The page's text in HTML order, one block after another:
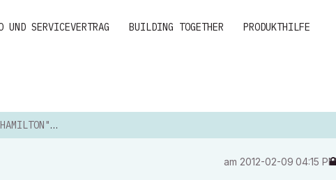
UND SERVICEVERTRAG BUILDING TOGETHER PRODUKTHILFE
EFFEKT
am ‎2012-02-09 04:15 PM